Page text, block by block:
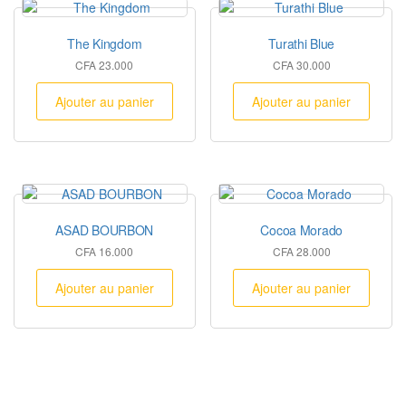
The Kingdom
CFA23.000
Ajouter au panier
Turathi Blue
CFA30.000
Ajouter au panier
ASAD BOURBON
CFA 16.000
Ajouter au panier
Cocoa Morado
CFA28.000
Ajouter au panier